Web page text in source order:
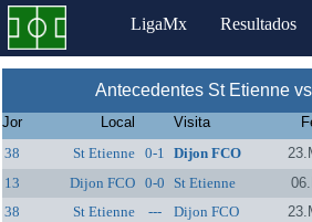
LigaMx Resultados
Antecedentes St Etienne
Jor Local Visita
38
St Etienne 0-1 Dijon FCO
13
Dijon FCO 0-0 St Etienne
38
St Etienne --- Dijon FCO